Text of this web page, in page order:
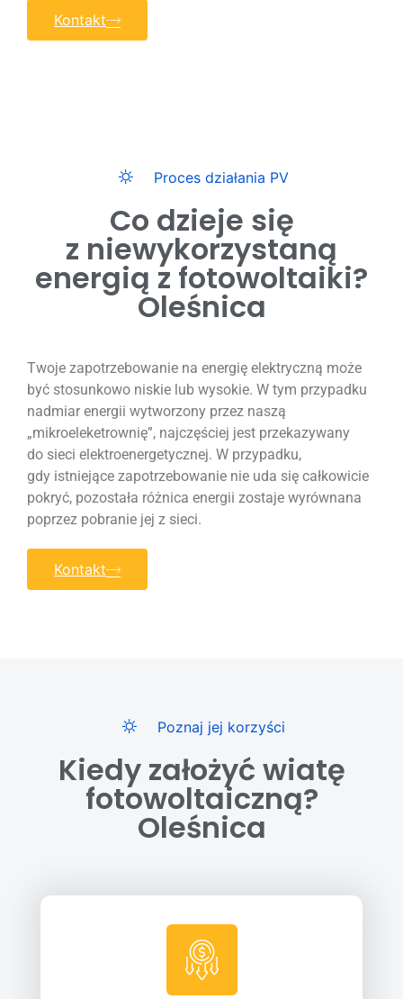
Kontakt
Proces działania PV
Co dzieje się
z niewykorzystaną
energią z fotowoltaiki?
Oleśnica
Twoje zapotrzebowanie na energię elektryczną może
być stosunkowo niskie lub wysokie. W tym przypadku
nadmiar energii wytworzony przez naszą
„mikroeleketrownię”, najczęściej jest przekazywany
do sieci elektroenergetycznej. W przypadku,
gdy istniejące zapotrzebowanie nie uda się całkowicie
pokryć, pozostała różnica energii zostaje wyrównana
poprzez pobranie jej z sieci.
Kontakt
Poznaj jej korzyści
Kiedy założyć wiatę
fotowoltaiczną?
Oleśnica